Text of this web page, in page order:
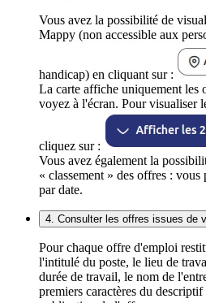
Vous avez la possibilité de
Mappy (non accessible aux
handicap) en cliquant sur :
La carte affiche uniquement les
voyez à l'écran. Pour visualiser
cliquez sur :
Vous avez également la
« classement » des offres :
par date.
4. Consulter les offres issues de
Pour chaque offre d'emploi
l'intitulé du poste, le lieu de
durée de travail, le nom de
premiers caractères du